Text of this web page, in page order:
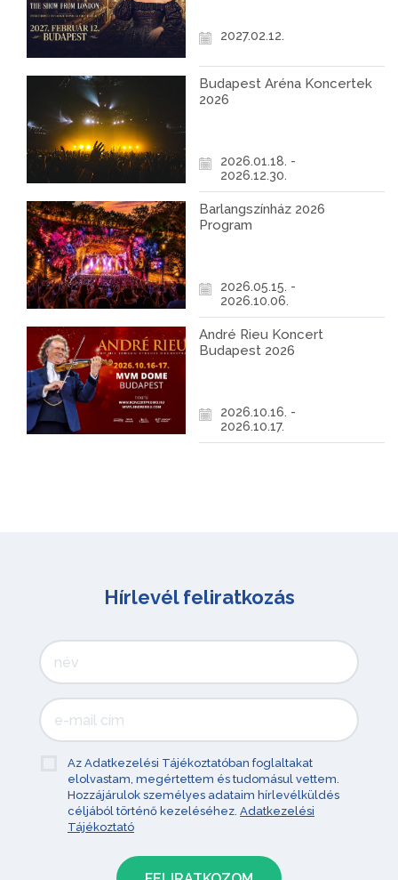
2027.02.12.
Budapest Aréna Koncertek
2026
2026.01.18. -
2026.12.30.
Barlangszínház 2026
Program
2026.05.15. -
2026.10.06.
André Rieu Koncert
Budapest 2026
2026.10.16. -
2026.10.17.
Hírlevél feliratkozás
Az Adatkezelési Tájékoztatóban foglaltakat
elolvastam, megértettem és tudomásul vettem.
Hozzájárulok személyes adataim hírlevélküldés
céljából történő kezeléséhez. Adatkezelési
Tájékoztató